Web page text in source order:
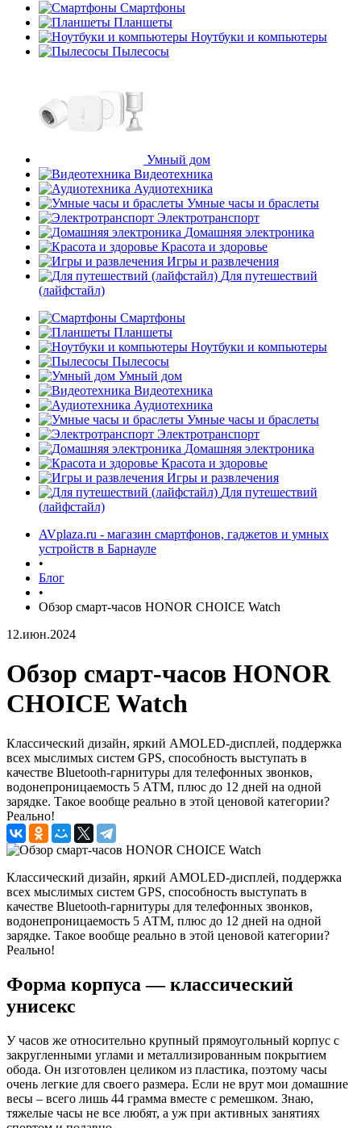
Смартфоны
Планшеты
Ноутбуки и компьютеры
Пылесосы
Умный дом
Видеотехника
Аудиотехника
Умные часы и браслеты
Электротранспорт
Домашняя электроника
Красота и здоровье
Игры и развлечения
Для путешествий
(лайфстайл)
Смартфоны
Планшеты
Ноутбуки и компьютеры
Пылесосы
Умный дом
Видеотехника
Аудиотехника
Умные часы и браслеты
Электротранспорт
Домашняя электроника
Красота и здоровье
Игры и развлечения
Для путешествий
(лайфстайл)
AVplaza.ru - магазин смартфонов, гаджетов и умных
устройств в Барнауле
•
Блог
•
Обзор смарт-часов HONOR CHOICE Watch
12.июн.2024
Обзор смарт-часов HONOR
CHOICE Watch
Классический дизайн, яркий AMOLED-дисплей, поддержка
всех мыслимых систем GPS, способность выступать в
качестве Bluetooth-гарнитуры для телефонных звонков,
водонепроницаемость 5 АТМ, плюс до 12 дней на одной
зарядке. Такое вообще реально в этой ценовой категории?
Реально!
Классический дизайн, яркий AMOLED-дисплей, поддержка
всех мыслимых систем GPS, способность выступать в
качестве Bluetooth-гарнитуры для телефонных звонков,
водонепроницаемость 5 АТМ, плюс до 12 дней на одной
зарядке. Такое вообще реально в этой ценовой категории?
Реально!
Форма корпуса — классический
унисекс
У часов же относительно крупный прямоугольный корпус с
закругленными углами и металлизированным покрытием
обода. Он изготовлен целиком из пластика, поэтому часы
очень легкие для своего размера. Если не врут мои домашние
весы – всего лишь 44 грамма вместе с ремешком. Знаю,
тяжелые часы не все любят, а уж при активных занятиях